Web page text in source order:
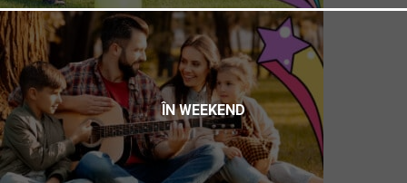
ÎN WEEKEND